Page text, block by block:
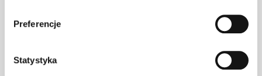
Preferencje
Statystyka